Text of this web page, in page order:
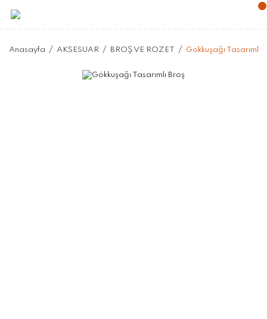
Anasayfa AKSESUAR BROŞ VE ROZET Gökkuşağı Tasarımlı